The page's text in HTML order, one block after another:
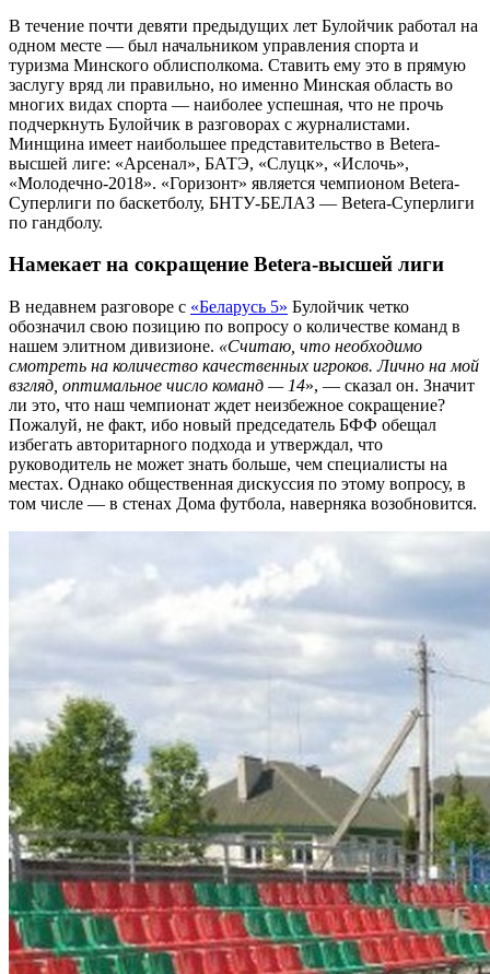
В течение почти девяти предыдущих лет Булойчик работал на
одном месте — был начальником управления спорта и
туризма Минского облисполкома. Ставить ему это в прямую
заслугу вряд ли правильно, но именно Минская область во
многих видах спорта — наиболее успешная, что не прочь
подчеркнуть Булойчик в разговорах с журналистами.
Минщина имеет наибольшее представительство в Betera-
высшей лиге: «Арсенал», БАТЭ, «Слуцк», «Ислочь»,
«Молодечно-2018». «Горизонт» является чемпионом Betera-
Суперлиги по баскетболу, БНТУ-БЕЛАЗ — Betera-Суперлиги
по гандболу.
Намекает на сокращение Betera-высшей лиги
В недавнем разговоре с «Беларусь 5» Булойчик четко
обозначил свою позицию по вопросу о количестве команд в
нашем элитном дивизионе. «Считаю, что необходимо
смотреть на количество качественных игроков. Лично на мой
взгляд, оптимальное число команд — 14», — сказал он. Значит
ли это, что наш чемпионат ждет неизбежное сокращение?
Пожалуй, не факт, ибо новый председатель БФФ обещал
избегать авторитарного подхода и утверждал, что
руководитель не может знать больше, чем специалисты на
местах. Однако общественная дискуссия по этому вопросу, в
том числе — в стенах Дома футбола, наверняка возобновится.